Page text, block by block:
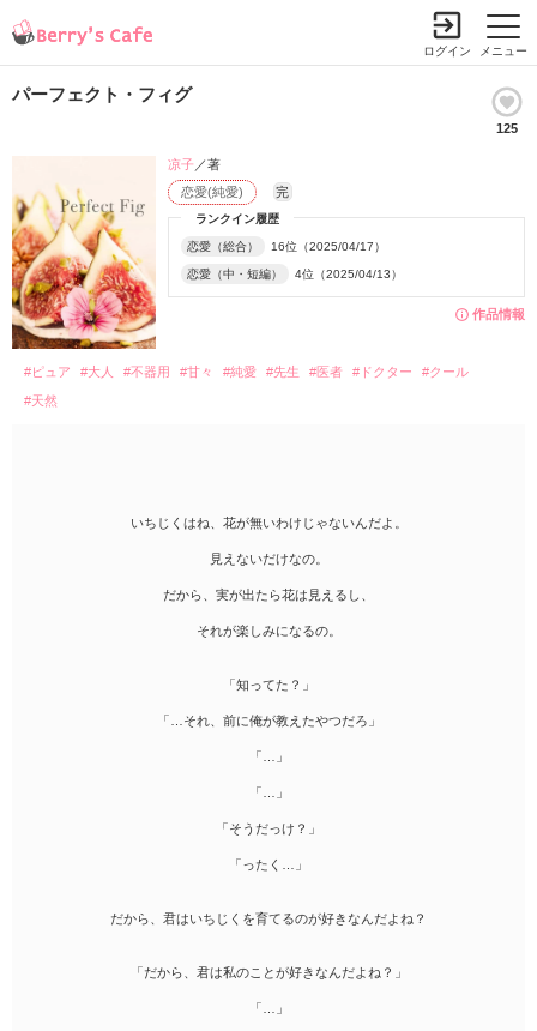
メニュー
ログイン
パーフェクト・フィグ
125
作品情報
ランクイン履歴
恋愛（総合） 16位（2025/04/17）
恋愛（中・短編） 4位（2025/04/13）
恋愛(純愛) 完
凉子／著
#ピュア #大人 #不器用 #甘々 #純愛 #先生 #医者 #ドクター
#クール
#天然
いちじくはね、花が無いわけじゃないんだよ。
見えないだけなの。
だから、実が出たら花は見えるし、
それが楽しみになるの。
「知ってた？」
「…それ、前に俺が教えたやつだろ」
「…」
「…」
「そうだっけ？」
「ったく…」
だから、君はいちじくを育てるのが好きなんだよね？
「だから、君は私のことが好きなんだよね？」
「…」